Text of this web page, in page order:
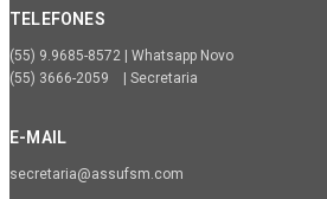
TELEFONES
(55) 9.9685-8572 | Whatsapp Novo
(55) 3666-2059 | Secretaria
E-MAIL
secretaria@assufsm.com